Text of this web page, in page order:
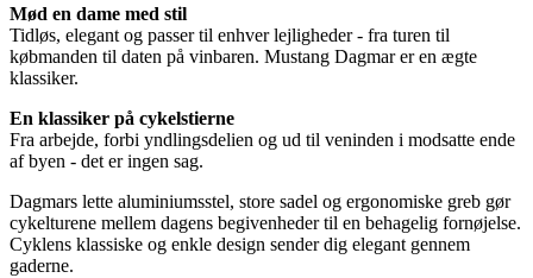
Mød en dame med stil
Tidløs, elegant og passer til enhver lejligheder - fra turen til
købmanden til daten på vinbaren. Mustang Dagmar er en ægte
klassiker.
En klassiker på cykelstierne
Fra arbejde, forbi yndlingsdelien og ud til veninden i modsatte ende
af byen - det er ingen sag.
Dagmars lette aluminiumsstel, store sadel og ergonomiske greb gør
cykelturene mellem dagens begivenheder til en behagelig fornøjelse.
Cyklens klassiske og enkle design sender dig elegant gennem
gaderne.